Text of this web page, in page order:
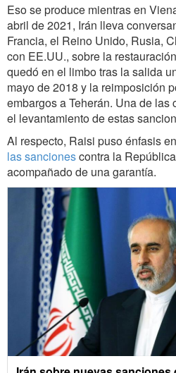
Eso se produce mientras en
abril de 2021, Irán lleva
Francia, el Reino Unido, Rusia,
con EE.UU., sobre la
quedó en el limbo tras la salida
mayo de 2018 y la reimposición
embargos a Teherán. Una de las
el levantamiento de estas
Al respecto, Raisi puso énfasis
las sancionescontra la
acompañado de una garantía.